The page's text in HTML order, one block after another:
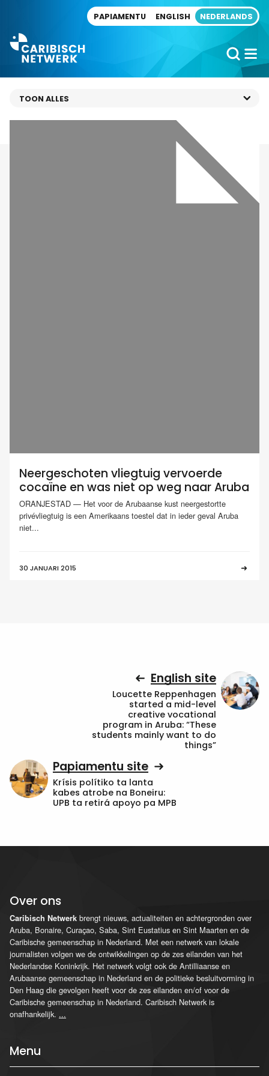
PAPIAMENTU ENGLISH NEDERLANDS
Neergeschoten vliegtuig vervoerde
cocaïne en was niet op weg naar Aruba
ORANJESTAD — Het voor de Arubaanse kust neergestortte
privévliegtuig is een Amerikaans toestel dat in ieder geval Aruba
niet...
30 JANUARI 2015
English site
Loucette Reppenhagen
started a mid-level
creative vocational
program in Aruba: “These
students mainly want to do
things”
Papiamentu site
Krísis polítiko ta lanta
kabes atrobe na Boneiru:
UPB ta retirá apoyo pa MPB
Over ons
Caribisch Netwerk brengt nieuws, actualiteiten en achtergronden over
Aruba, Bonaire, Curaçao, Saba, Sint Eustatius en Sint Maarten en de
Caribische gemeenschap in Nederland. Met een netwerk van lokale
journalisten volgen we de ontwikkelingen op de zes eilanden van het
Nederlandse Koninkrijk. Het netwerk volgt ook de Antilliaanse en
Arubaanse gemeenschap in Nederland en de politieke besluitvorming in
Den Haag die gevolgen heeft voor de zes eilanden en/of voor de
Caribische gemeenschap in Nederland. Caribisch Netwerk is
onafhankelijk. ...
Menu